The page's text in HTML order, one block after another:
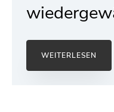
WEITERLESEN